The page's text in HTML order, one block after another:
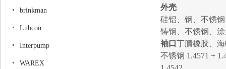
brinkman
Lubcon
Interpump
WAREX
外壳
硅铝、钢、不锈钢
铸钢、不锈钢、
袖口 丁腈橡胶、
不锈钢 1.4571 +